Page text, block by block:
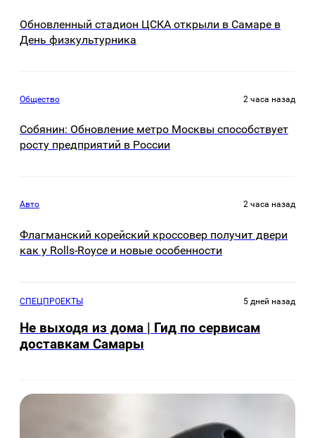
Обновленный стадион ЦСКА открыли в Самаре в
День физкультурника
Общество 2 часа назад
Собянин: Обновление метро Москвы способствует
росту предприятий в России
Авто 2 часа назад
Флагманский корейский кроссовер получит двери
как у Rolls-Royce и новые особенности
СПЕЦПРОЕКТЫ 5 дней назад
Не выходя из дома | Гид по сервисам
доставкам Самары